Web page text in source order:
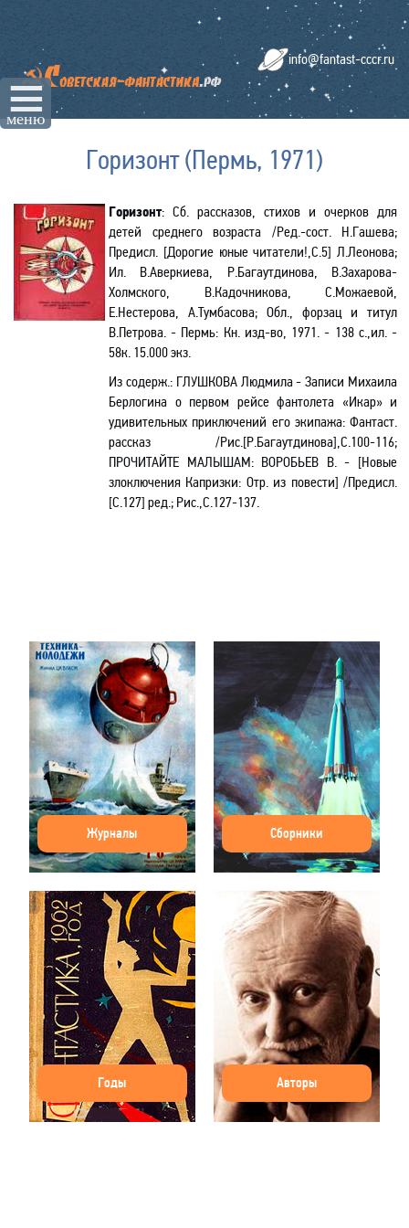
☰
меню
info@fantast-cccr.ru
Горизонт (Пермь, 1971)
Горизонт: Сб. рассказов, стихов и очерков для
детей среднего возраста
/Ред.-сост. Н.Гашева;
Предисл. [Дорогие юные читатели!,С.5] Л.Леонова;
Ил. В.Аверкиева, Р.Багаутдинова, В.Захарова-
Холмского, В.Кадочникова, С.Можаевой,
Е.Нестерова, А.Тумбасова; Обл., форзац и титул
В.Петрова. - Пермь: Кн. изд-во, 1971. - 138 с.,ил. -
58к. 15.000 экз.
Из содерж.: ГЛУШКОВА Людмила - Записи Михаила
Берлогина о первом рейсе фантолета «Икар» и
удивительных приключений его экипажа: Фантаст.
рассказ /Рис.[Р.Багаутдинова],С.100-116;
ПРОЧИТАЙТЕ МАЛЫШАМ: ВОРОБЬЕВ В.- [Новые
злоключения Капризки: Отр. из повести] /Предисл.
[С.127] ред.; Рис.,С.127-137.
Журналы Сборники
Годы Авторы